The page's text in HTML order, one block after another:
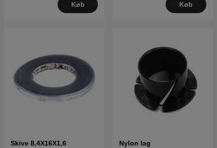
Køb Køb
Skive 8,4X16X1,6 Nylon lag